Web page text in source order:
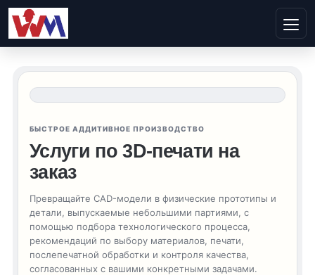
БЫСТРОЕ АДДИТИВНОЕ ПРОИЗВОДСТВО
Услуги по 3D-печати на
заказ
Превращайте CAD-модели в физические прототипы и
детали, выпускаемые небольшими партиями, с
помощью подбора технологического процесса,
рекомендаций по выбору материалов, печати,
послепечатной обработки и контроля качества,
согласованных с вашими конкретными задачами.